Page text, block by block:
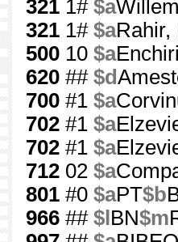
321 1# $a
321 1# $aRahir,
500 10 $a
620 ## $d
700 #1 $a
702 #1 $a
702 #1 $a
712 02 $a
801 #0 $aPT$b
966 ## $l BN$m